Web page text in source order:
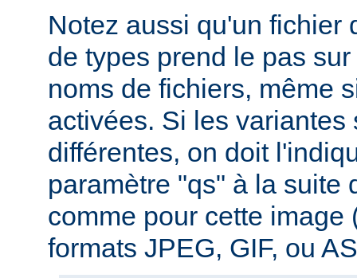
Notez aussi qu'un fichier
de types prend le pas
noms de fichiers, même
activées. Si les variantes
différentes, on doit
paramètre "qs" à la suite
comme pour cette image
formats JPEG, GIF, ou